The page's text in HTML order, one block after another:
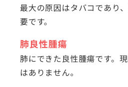
最大の原因はタバコであり
要です。
肺良性腫瘍
肺にできた良性腫瘍です。
はありません。